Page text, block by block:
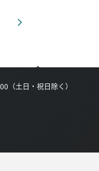
（土日・祝日除く）